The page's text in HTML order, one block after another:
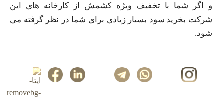
و اگر شما با تخفیف ویژه کشمش از کارخانه های این
شرکت بخرید سود بسیار زیادی برای شما در نظر گرفته می
شود.